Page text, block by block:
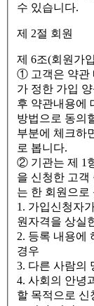
수 있습니다.
제 2절 회원
제 6조(회원가
① 고객은 약관
가 정한 가입
후 약관내용에
방법으로 동의
부분에 체크하
로 봅니다.
② 기관는 제 1
을 신청한 고객
는 한 회원으로
1. 가입신청자
원자격을 상실
2. 등록 내용에
경우
3. 다른 사람의
4. 사회의 안녕
할 목적으로 신